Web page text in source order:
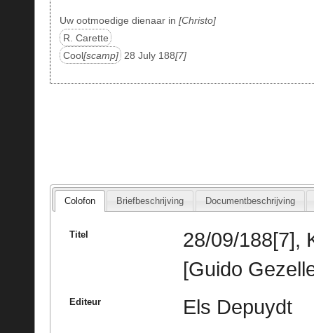
Uw ootmoedige dienaar in Christo
R. Carette
Cool scamp 28 July 188 7
Colofon Briefbeschrijving Documentbeschrijving
Titel
28/09/188[7],
[Guido
Editeur Els Depuydt